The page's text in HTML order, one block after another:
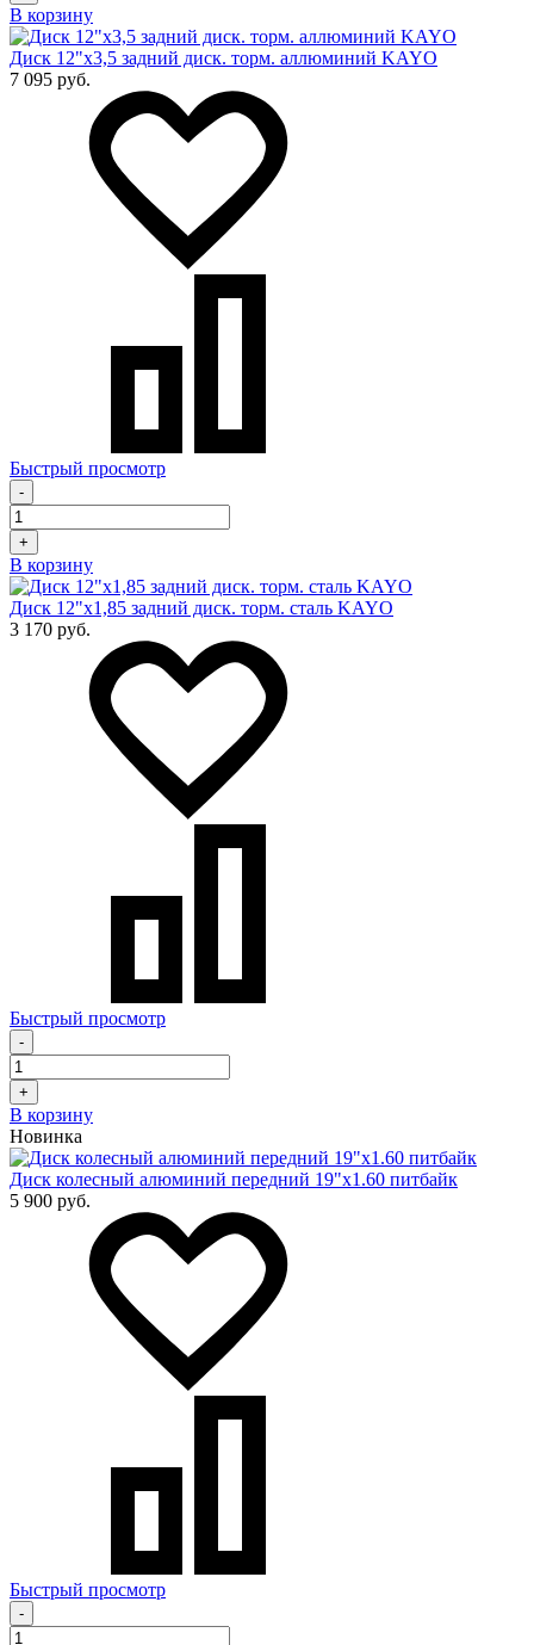
В корзину
Диск 12"х3,5 задний диск. торм. аллюминий KAYO
7 095 руб.
Быстрый просмотр
-
+
В корзину
Диск 12"х1,85 задний диск. торм. сталь KAYO
3 170 руб.
Быстрый просмотр
-
+
В корзину
Новинка
Диск колесный алюминий передний 19"x1.60 питбайк
5 900 руб.
Быстрый просмотр
-